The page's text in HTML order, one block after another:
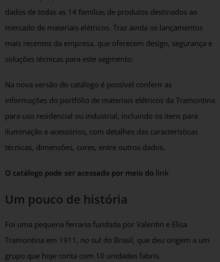
dados de todas as 14 famílias de produtos destinados ao
mercado de materiais elétricos. Traz ainda os lançamentos
mais recentes da empresa, que oferecem design, segurança e
soluções técnicas para este segmento.
Na nova versão do catálogo é possível conferir as
informações do portfólio de materiais elétricos da Tramontina
para uso residencial ou industrial, incluindo os itens para
iluminação e acessórios, com detalhes das características
técnicas, dimensões, cores, entre outros dados.
O catálogo pode ser acessado por meio do link
Um pouco de história
Foi uma pequena ferraria fundada por Valentin e Elisa
Tramontina em 1911, no sul do Brasil, que deu origem a um
grupo que hoje conta com 10 unidades fabris.